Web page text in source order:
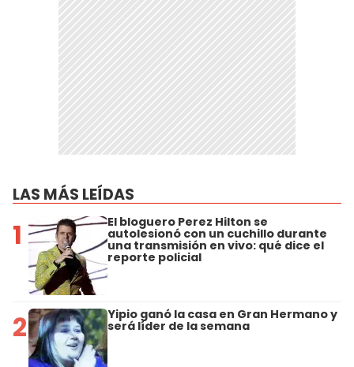
LAS MÁS LEÍDAS
1 El bloguero Perez Hilton se
autolesionó con un cuchillo durante
una transmisión en vivo: qué dice el
reporte policial
2 Yipio ganó la casa en Gran Hermano y
será líder de la semana